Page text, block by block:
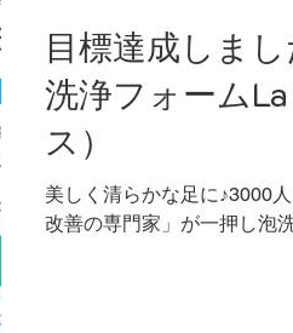
冷え 靴診断
想い
目標達成しま
洗浄フォーム
ス）
美しく清らかな足に♪3000
改善の専門家」が一押し泡